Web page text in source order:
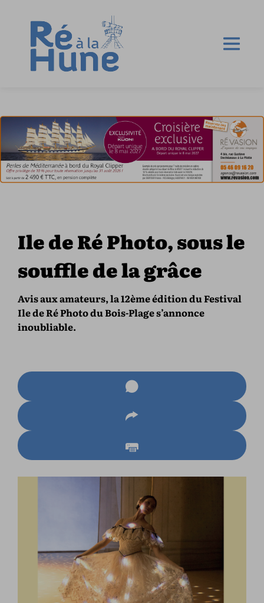
Ile de Ré Photo, sous le
souffle de la grâce
Avis aux amateurs, la 12ème édition du Festival
Ile de Ré Photo du Bois-Plage s’annonce
inoubliable.